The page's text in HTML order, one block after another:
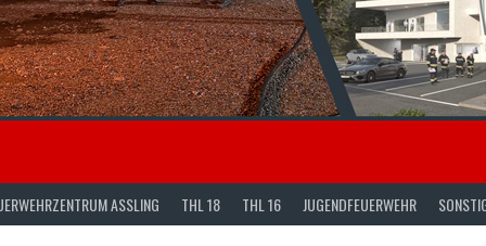
ASSLING THL 18 THL 16 JUGENDFEUERWEHR